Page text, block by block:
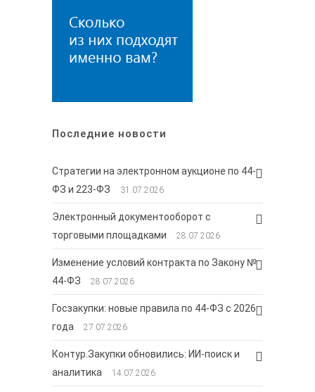
Последние новости
Стратегии на электронном аукционе по 44-
ФЗ и 223-ФЗ
31.07.2026
Электронный документооборот с
торговыми площадками
28.07.2026
Изменение условий контракта по Закону №
44-ФЗ
28.07.2026
Госзакупки: новые правила по 44-ФЗ с 2026
года
27.07.2026
Контур.Закупки обновились: ИИ-поиск и
аналитика
14.07.2026